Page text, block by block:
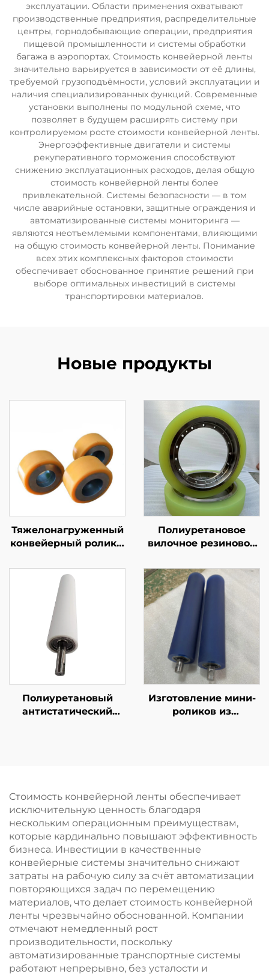
эксплуатации. Области применения охватывают
производственные предприятия, распределительные
центры, горнодобывающие операции, предприятия
пищевой промышленности и системы обработки
багажа в аэропортах. Стоимость конвейерной ленты
значительно варьируется в зависимости от её длины,
требуемой грузоподъёмности, условий эксплуатации и
наличия специализированных функций. Современные
установки выполнены по модульной схеме, что
позволяет в будущем расширять систему при
контролируемом росте стоимости конвейерной ленты.
Энергоэффективные двигатели и системы
рекуперативного торможения способствуют
снижению эксплуатационных расходов, делая общую
стоимость конвейерной ленты более
привлекательной. Системы безопасности — в том
числе аварийные остановки, защитные ограждения и
автоматизированные системы мониторинга —
являются неотъемлемыми компонентами, влияющими
на общую стоимость конвейерной ленты. Понимание
всех этих комплексных факторов стоимости
обеспечивает обоснованное принятие решений при
выборе оптимальных инвестиций в системы
транспортировки материалов.
Новые продукты
Тяжелонагруженный
конвейерный ролик с
полиуретана,
производимый на
заказ, бесшумное
промышленное
резиновое
подшипниковое
колесо,
полиуретановое
резиновое колесо
Полиуретановое
вилочное резиновое
ходовые колеса,
устойчивые к
давлению,
износостойкие, с
высокой упругостью
Полиуретановый
антистатический
машины, применение
в логистике и на
станках
Изготовление мини-
роликов из
конвейеров,
различной твердости
и цветов,
качественный
резиновый ролик
Стоимость конвейерной ленты обеспечивает
исключительную ценность благодаря
нескольким операционным преимуществам,
которые кардинально повышают эффективность
бизнеса. Инвестиции в качественные
конвейерные системы значительно снижают
затраты на рабочую силу за счёт автоматизации
повторяющихся задач по перемещению
материалов, что делает стоимость конвейерной
ленты чрезвычайно обоснованной. Компании
отмечают немедленный рост
производительности, поскольку
автоматизированные транспортные системы
работают непрерывно, без усталости и